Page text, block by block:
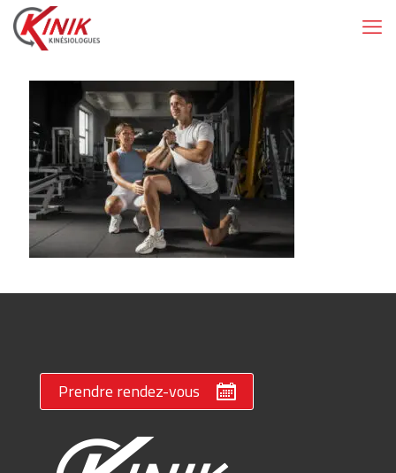
Prendre rendez-vous